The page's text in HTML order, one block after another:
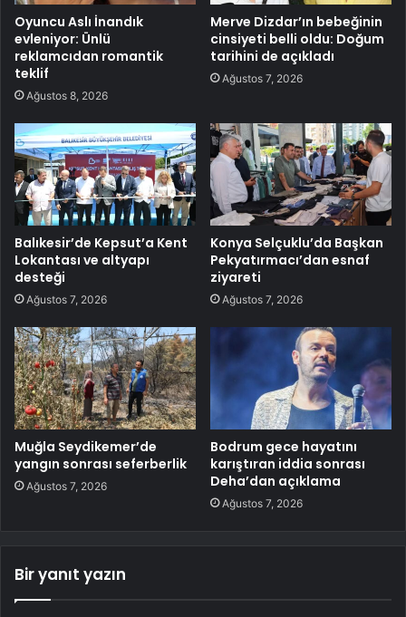
Oyuncu Aslı İnandık
evleniyor: Ünlü
reklamcıdan romantik
teklif
Ağustos 8, 2026
Merve Dizdar’ın bebeğinin
cinsiyeti belli oldu: Doğum
tarihini de açıkladı
Ağustos 7, 2026
Balıkesir’de Kepsut’a Kent
Lokantası ve altyapı
desteği
Ağustos 7, 2026
Konya Selçuklu’da Başkan
Pekyatırmacı’dan esnaf
ziyareti
Ağustos 7, 2026
Muğla Seydikemer’de
yangın sonrası seferberlik
Ağustos 7, 2026
Bodrum gece hayatını
karıştıran iddia sonrası
Deha’dan açıklama
Ağustos 7, 2026
Bir yanıt yazın